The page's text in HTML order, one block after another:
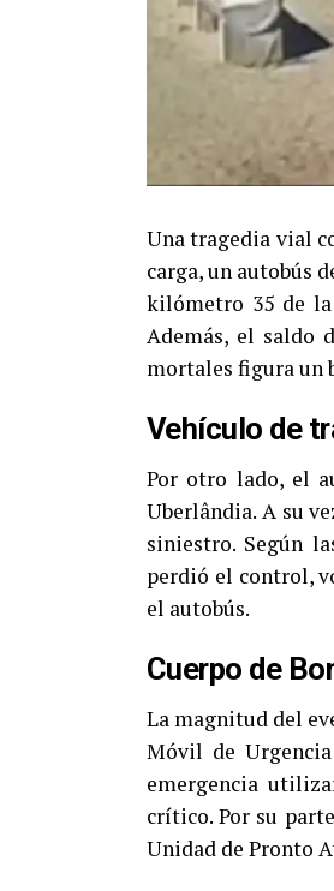
Una tragedia vial
carga, un autobús
kilómetro 35 de la
Además, el saldo
mortales figura un
Vehículo de
Por otro lado, el
Uberlândia. A su
siniestro. Según
perdió el control,
el autobús.
Cuerpo de
La magnitud del
Móvil de
emergencia
crítico. Por su
Unidad de Pronto